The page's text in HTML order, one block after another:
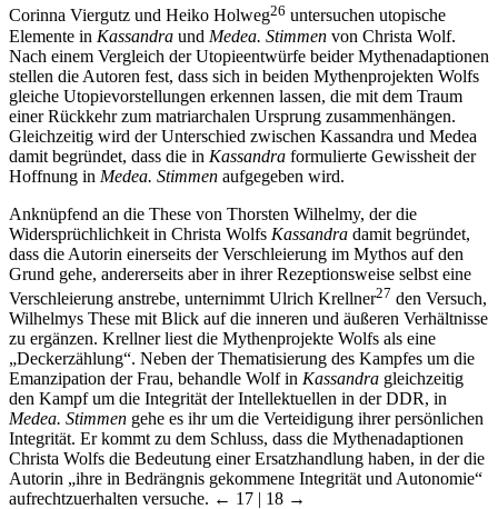
Corinna Viergutz und Heiko Holweg26 untersuchen utopische
Elemente in Kassandra und Medea. Stimmen von Christa Wolf.
Nach einem Vergleich der Utopieentwürfe beider Mythenadaptionen
stellen die Autoren fest, dass sich in beiden Mythenprojekten Wolfs
gleiche Utopievorstellungen erkennen lassen, die mit dem Traum
einer Rückkehr zum matriarchalen Ursprung zusammenhängen.
Gleichzeitig wird der Unterschied zwischen Kassandra und Medea
damit begründet, dass die in Kassandra formulierte Gewissheit der
Hoffnung in Medea. Stimmen aufgegeben wird.
Anknüpfend an die These von Thorsten Wilhelmy, der die
Widersprüchlichkeit in Christa Wolfs Kassandra damit begründet,
dass die Autorin einerseits der Verschleierung im Mythos auf den
Grund gehe, andererseits aber in ihrer Rezeptionsweise selbst eine
Verschleierung anstrebe, unternimmt Ulrich Krellner27 den Versuch,
Wilhelmys These mit Blick auf die inneren und äußeren Verhältnisse
zu ergänzen. Krellner liest die Mythenprojekte Wolfs als eine
„Deckerzählung“. Neben der Thematisierung des Kampfes um die
Emanzipation der Frau, behandle Wolf in Kassandra gleichzeitig
den Kampf um die Integrität der Intellektuellen in der DDR, in
Medea. Stimmen gehe es ihr um die Verteidigung ihrer persönlichen
Integrität. Er kommt zu dem Schluss, dass die Mythenadaptionen
Christa Wolfs die Bedeutung einer Ersatzhandlung haben, in der die
Autorin „ihre in Bedrängnis gekommene Integrität und Autonomie“
aufrechtzuerhalten versuche. ← 17 | 18 →